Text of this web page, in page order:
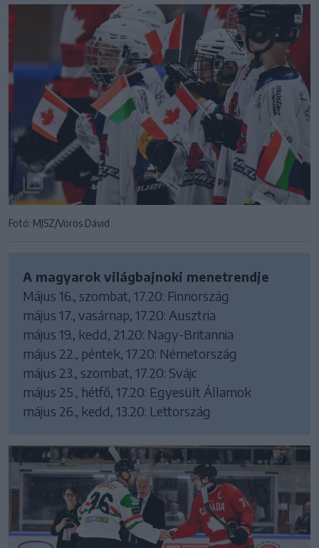
Fotó: MJSZ/Vörös Dávid
A magyarok világbajnoki menetrendje
Május 16., szombat, 17.20: Finnország
május 17., vasárnap, 17.20: Ausztria
május 19., kedd, 21.20: Nagy-Britannia
május 22., péntek, 17.20: Németország
május 23., szombat, 17.20: Svájc
május 25., hétfő, 17.20: Egyesült Államok
május 26., kedd, 13.20: Lettország